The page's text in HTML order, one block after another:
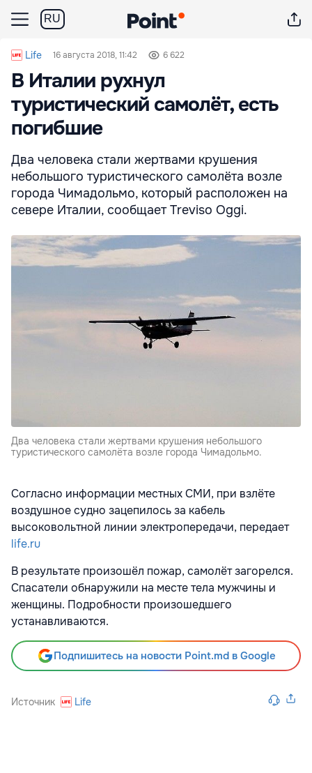
RU
Life 16 августа 2018, 11:42 6 622
В Италии рухнул
туристический самолёт, есть
погибшие
Два человека стали жертвами крушения
небольшого туристического самолёта возле
города Чимадольмо, который расположен на
севере Италии, сообщает Treviso Oggi.
Два человека стали жертвами крушения небольшого
туристического самолёта возле города Чимадольмо.
Согласно информации местных СМИ, при взлёте
воздушное судно зацепилось за кабель
высоковольтной линии электропередачи, передает
life.ru
В результате произошёл пожар, самолёт загорелся.
Спасатели обнаружили на месте тела мужчины и
женщины. Подробности произошедшего
устанавливаются.
Подпишитесь на новости Point.md в Google
Источник Life